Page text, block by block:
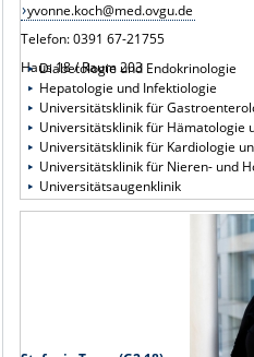
yvonne.koch@med.ovgu.de
Telefon: 0391 67-21755
Haus 18 / Raum 203
Diabetologie und Endokrinologie
Hepatologie und Infektiologie
Universitätsklinik für
Universitätsklinik für Hämatologie
Universitätsklinik für Kardiologie
Universitätsklinik für Nieren- und
Universitätsaugenklinik